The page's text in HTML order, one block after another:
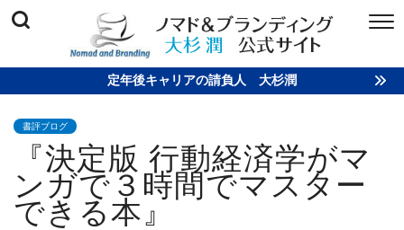
定年後キャリアの請負人 大杉潤
書評ブログ
『決定版 行動経済学がマ
ンガで３時間でマスター
できる本』